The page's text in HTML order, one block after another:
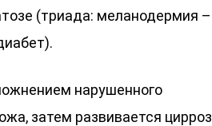
(триада: меланодермия –
нарушенного
затем развивается цирроз